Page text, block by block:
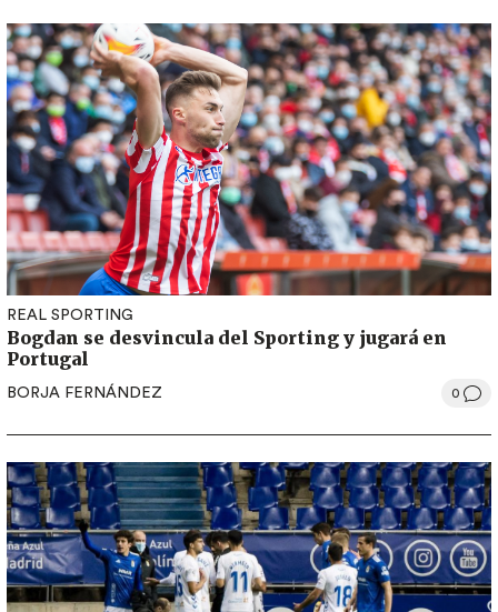
REAL SPORTING
Bogdan se desvincula del Sporting y jugará en
Portugal
BORJA FERNÁNDEZ 0